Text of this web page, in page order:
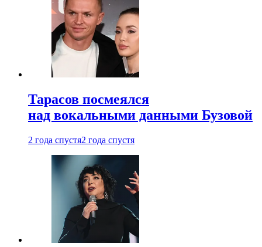
Тарасов посмеялся
над вокальными данными Бузовой
2 года спустя2 года спустя